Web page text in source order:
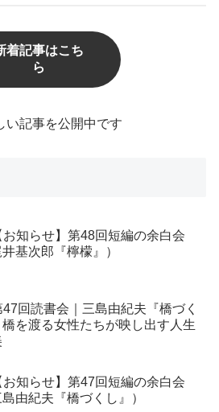
着記事はこち
ら
い記事を公開中です
お知らせ】第48回短編の余白会
井基次郎『檸檬』）
47回読書会｜三島由紀夫『橋づく
橋を渡る女性たちが映し出す人生
お知らせ】第47回短編の余白会
島由紀夫『橋づくし』）